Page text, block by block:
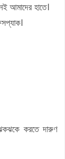
আমাদের হাতে।
করতে দারুণ